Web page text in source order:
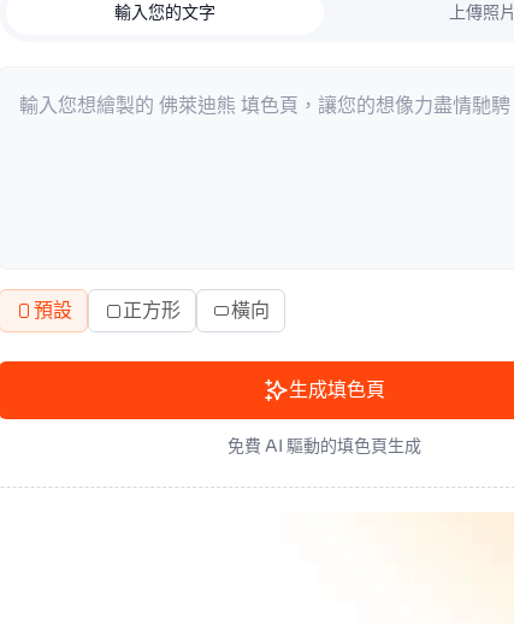
輸入您的文字 上傳照片
預設 正方形 橫向
生成填色頁
免費 AI 驅動的填色頁生成